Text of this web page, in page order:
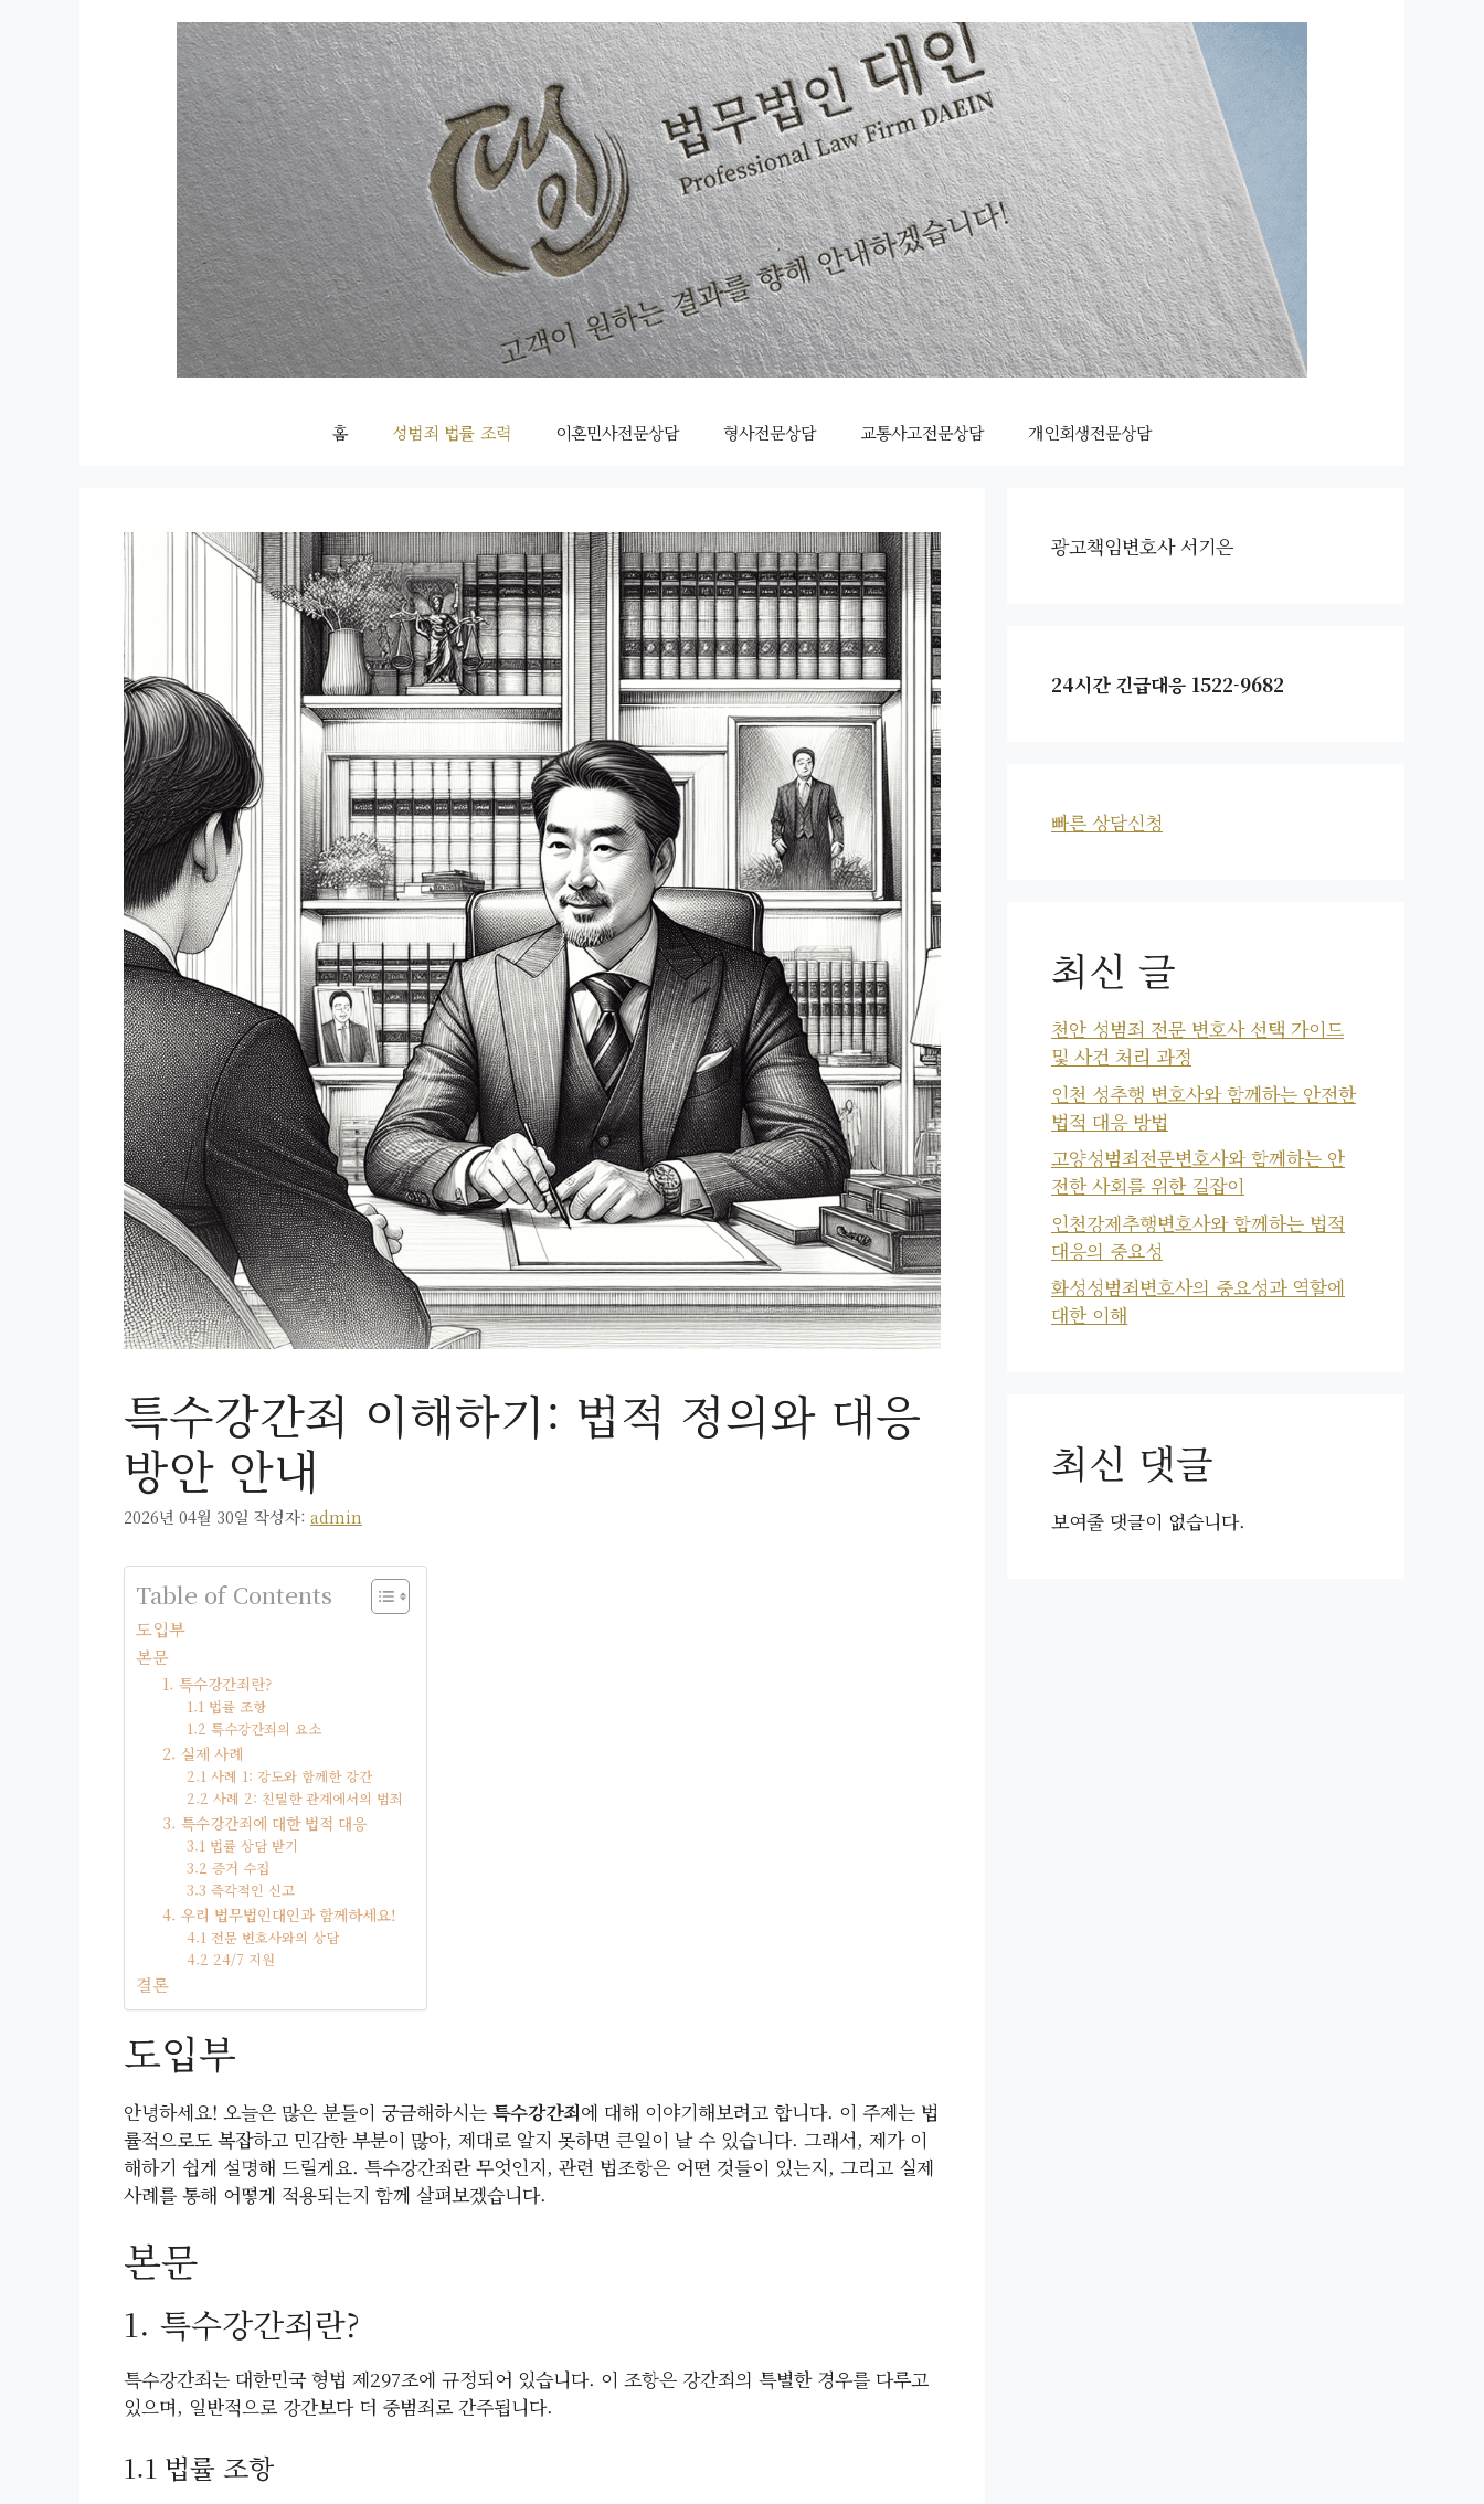
홈 성범죄 법률 조력 이혼민사전문상담 형사전문상담 교통사고전문상담 개인회생전문상담
특수강간죄 이해하기: 법적 정의와 대응
방안 안내
2026년 04월 30일 작성자: admin
Table of Contents
도입부
본문
1. 특수강간죄란?
1.1 법률 조항
1.2 특수강간죄의 요소
2. 실제 사례
2.1 사례 1: 강도와 함께한 강간
2.2 사례 2: 친밀한 관계에서의 범죄
3. 특수강간죄에 대한 법적 대응
3.1 법률 상담 받기
3.2 증거 수집
3.3 즉각적인 신고
4. 우리 법무법인대인과 함께하세요!
4.1 전문 변호사와의 상담
4.2 24/7 지원
결론
도입부
안녕하세요! 오늘은 많은 분들이 궁금해하시는 특수강간죄에 대해 이야기해보려고 합니다. 이 주제는 법
률적으로도 복잡하고 민감한 부분이 많아, 제대로 알지 못하면 큰일이 날 수 있습니다. 그래서, 제가 이
해하기 쉽게 설명해 드릴게요. 특수강간죄란 무엇인지, 관련 법조항은 어떤 것들이 있는지, 그리고 실제
사례를 통해 어떻게 적용되는지 함께 살펴보겠습니다.
본문
1. 특수강간죄란?
특수강간죄는 대한민국 형법 제297조에 규정되어 있습니다. 이 조항은 강간죄의 특별한 경우를 다루고
있으며, 일반적으로 강간보다 더 중범죄로 간주됩니다.
1.1 법률 조항
광고책임변호사 서기은
24시간 긴급대응 1522-9682
빠른 상담신청
최신 글
천안 성범죄 전문 변호사 선택 가이드
및 사건 처리 과정
인천 성추행 변호사와 함께하는 안전한
법적 대응 방법
고양성범죄전문변호사와 함께하는 안
전한 사회를 위한 길잡이
인천강제추행변호사와 함께하는 법적
대응의 중요성
화성성범죄변호사의 중요성과 역할에
대한 이해
최신 댓글
보여줄 댓글이 없습니다.